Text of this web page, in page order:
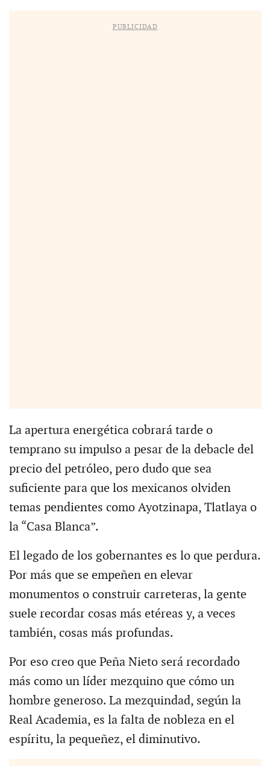
PUBLICIDAD
La apertura energética cobrará tarde o
temprano su impulso a pesar de la debacle del
precio del petróleo, pero dudo que sea
suficiente para que los mexicanos olviden
temas pendientes como Ayotzinapa, Tlatlaya o
la “Casa Blanca”.
El legado de los gobernantes es lo que perdura.
Por más que se empeñen en elevar
monumentos o construir carreteras, la gente
suele recordar cosas más etéreas y, a veces
también, cosas más profundas.
Por eso creo que Peña Nieto será recordado
más como un líder mezquino que cómo un
hombre generoso. La mezquindad, según la
Real Academia, es la falta de nobleza en el
espíritu, la pequeñez, el diminutivo.